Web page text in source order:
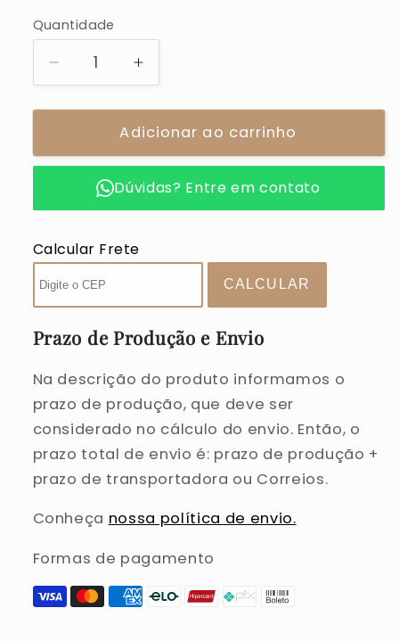
Quantidade
Quantidade
Diminuir
a
quantidade
Mousepad
Xadrez
Pet
Aumentar
a
quantidade
de
Mousepad
Xadrez
Pet
Adicionar ao carrinho
Dúvidas? Entre em contato
Calcular Frete
Prazo de Produção e Envio
Na descrição do produto informamos o
prazo de produção, que deve ser
considerado no cálculo do envio. Então, o
prazo total de envio é: prazo de produção +
prazo de transportadora ou Correios.
Conheça nossa política de envio.
Formas de pagamento